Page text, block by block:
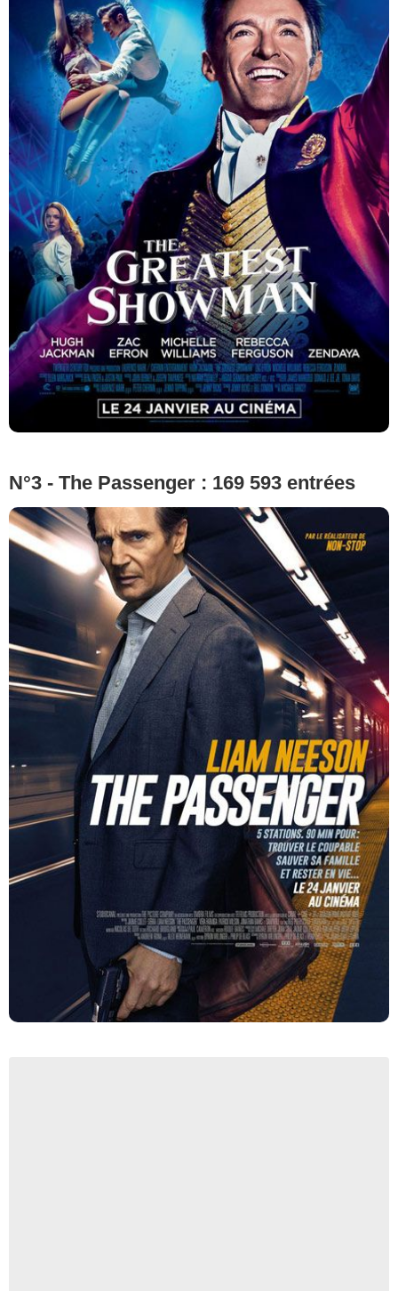
N°3 - The Passenger : 169 593 entrées